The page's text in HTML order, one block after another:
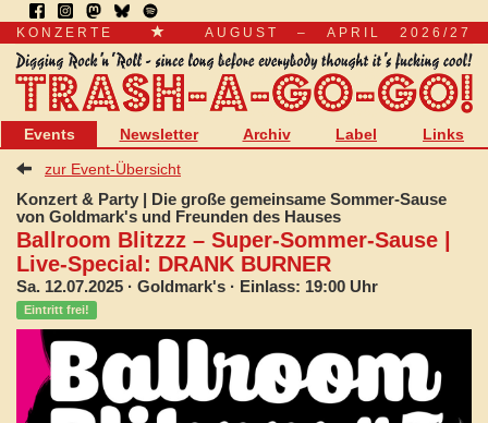
KONZERTE AUGUST – APRIL 2026/27
Events Newsletter Archiv Label
Links
zur Event-Übersicht
Konzert & Party | Die große gemeinsame Sommer-Sause
von Goldmark's und Freunden des Hauses
Ballroom Blitzzz – Super-Sommer-Sause |
Live-Special: DRANK BURNER
Sa. 12.07.2025 · Goldmark's · Einlass: 19:00 Uhr
Eintritt frei!